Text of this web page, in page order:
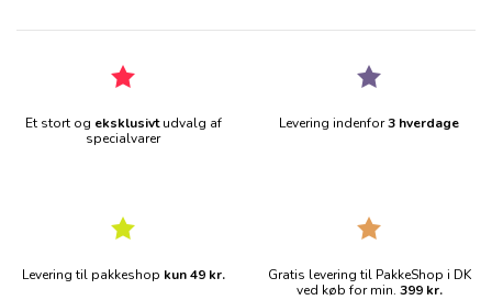
Et stort og eksklusivtudvalg af
specialvarer
Levering indenfor3 hverdage
Levering til pakkeshop kun 49 kr.
Gratis levering til PakkeShop i DK
ved køb for min. 399 kr.